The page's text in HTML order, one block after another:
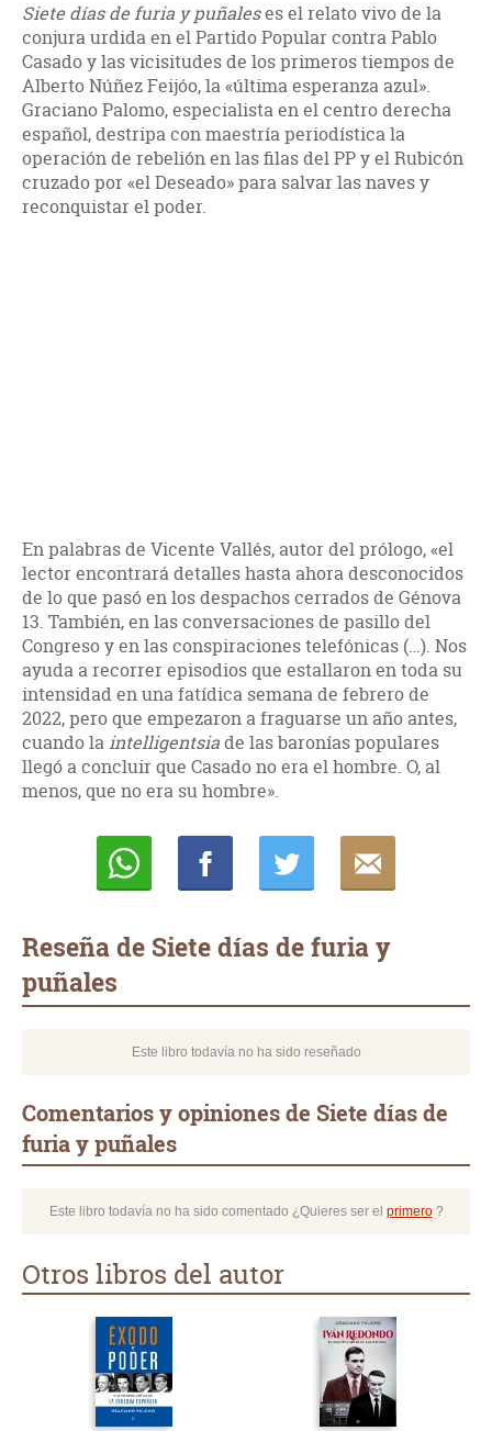
Siete días de furia y puñaleses el relato vivo de la
conjura urdida en el Partido Popular contra Pablo
Casado y las vicisitudes de los primeros tiempos de
Alberto Núñez Feijóo, la «última esperanza azul».
Graciano Palomo, especialista en el centro derecha
español, destripa con maestría periodística la
operación de rebelión en las filas del PP y el Rubicón
cruzado por «el Deseado» para salvar las naves y
reconquistar el poder.
En palabras de Vicente Vallés, autor del prólogo, «el
lector encontrará detalles hasta ahora desconocidos
de lo que pasó en los despachos cerrados de Génova
13. También, en las conversaciones de pasillo del
Congreso y en las conspiraciones telefónicas (…). Nos
ayuda a recorrer episodios que estallaron en toda su
intensidad en una fatídica semana de febrero de
2022, pero que empezaron a fraguarse un año antes,
cuando laintelligentsiade las baronías populares
llegó a concluir que Casado no era el hombre. O, al
menos, que no era su hombre».
Reseña de Siete días de furia y
puñales
Este libro todavía no ha sido reseñado
Comentarios y opiniones de Siete días de
furia y puñales
Este libro todavía no ha sido comentado ¿Quieres ser el primero?
Otros libros del autor